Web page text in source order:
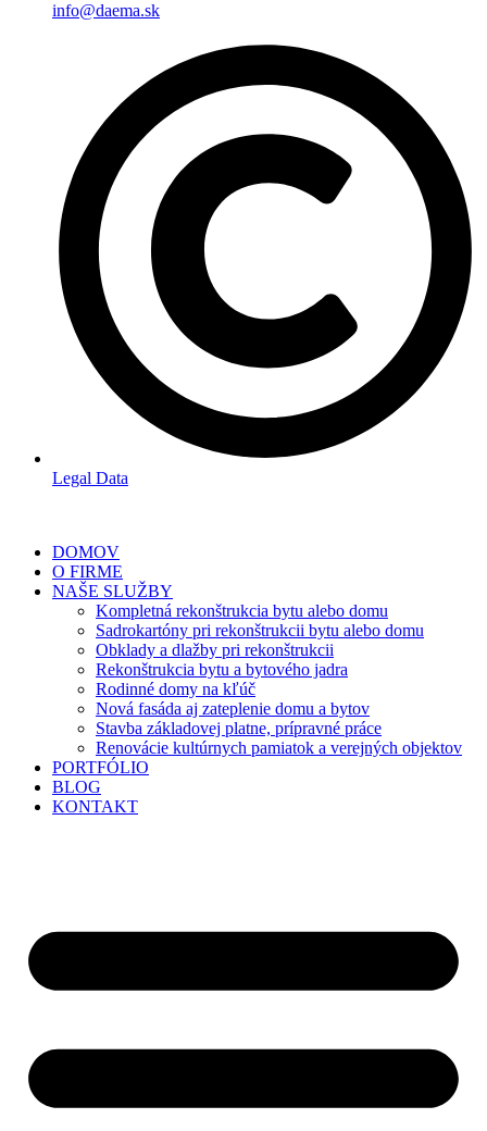
info@daema.sk
Legal Data
DOMOV
O FIRME
NAŠE SLUŽBY
Kompletná rekonštrukcia bytu alebo domu
Sadrokartóny pri rekonštrukcii bytu alebo domu
Obklady a dlažby pri rekonštrukcii
Rekonštrukcia bytu a bytového jadra
Rodinné domy na kľúč
Nová fasáda aj zateplenie domu a bytov
Stavba základovej platne, prípravné práce
Renovácie kultúrnych pamiatok a verejných objektov
PORTFÓLIO
BLOG
KONTAKT